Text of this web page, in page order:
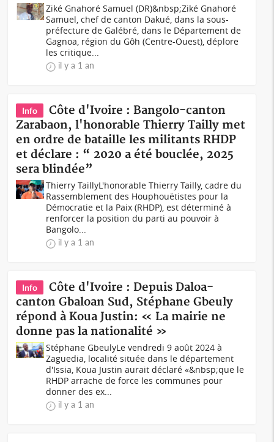
Ziké Gnahoré Samuel (DR)&nbsp;Ziké Gnahoré
Samuel, chef de canton Dakué, dans la sous-
préfecture de Galébré, dans le Département de
Gagnoa, région du Gôh (Centre-Ouest), déplore
les critique...
il y a 1 an
Info
Côte d'Ivoire : Bangolo-canton
Zarabaon, l'honorable Thierry Tailly met
en ordre de bataille les militants RHDP
et déclare : “ 2020 a été bouclée, 2025
sera blindée”
Thierry TaillyL'honorable Thierry Tailly, cadre du
Rassemblement des Houphouëtistes pour la
Démocratie et la Paix (RHDP), est déterminé à
renforcer la position du parti au pouvoir à
Bangolo...
il y a 1 an
Info
Côte d'Ivoire : Depuis Daloa-
canton Gbaloan Sud, Stéphane Gbeuly
répond à Koua Justin: « La mairie ne
donne pas la nationalité »
Stéphane GbeulyLe vendredi 9 août 2024 à
Zaguedia, localité située dans le département
d'Issia, Koua Justin aurait déclaré «&nbsp;que le
RHDP arrache de force les communes pour
donner des ex...
il y a 1 an